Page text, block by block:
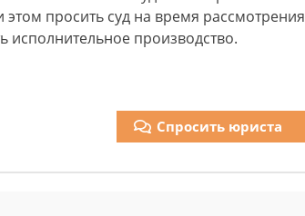
этом просить суд на время рассмотрения
производство.
Спросить юриста